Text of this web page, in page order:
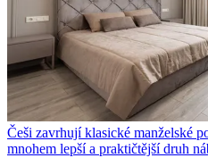
Češi zavrhují klasické manželské
mnohem lepší a praktičtější druh